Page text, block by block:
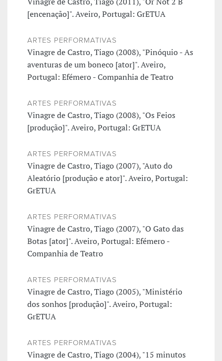
[encenação]". Aveiro, Portugal: GrETUA
ARTES PERFORMATIVAS
Vinagre de Castro, Tiago (2008), "Pinóquio - As
aventuras de um boneco [ator]". Aveiro,
Portugal: Efémero - Companhia de Teatro
ARTES PERFORMATIVAS
Vinagre de Castro, Tiago (2008), "Os Feios
[produção]". Aveiro, Portugal: GrETUA
ARTES PERFORMATIVAS
Vinagre de Castro, Tiago (2007), "Auto do
Aleatório [produção e ator]". Aveiro, Portugal:
GrETUA
ARTES PERFORMATIVAS
Vinagre de Castro, Tiago (2007), "O Gato das
Botas [ator]". Aveiro, Portugal: Efémero -
Companhia de Teatro
ARTES PERFORMATIVAS
Vinagre de Castro, Tiago (2005), "Ministério
dos sonhos [produção]". Aveiro, Portugal:
GrETUA
ARTES PERFORMATIVAS
Vinagre de Castro, Tiago (2004), "15 minutos